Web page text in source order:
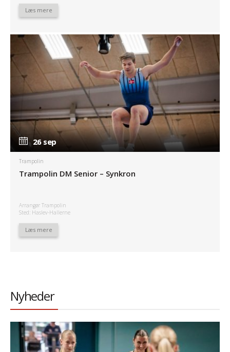
Læs mere
26 sep
26 sep
Trampolin
Trampolin DM Senior – Synkron
Arrangør Trampolin
Sted: Haslev-Hallerne
Læs mere
Nyheder